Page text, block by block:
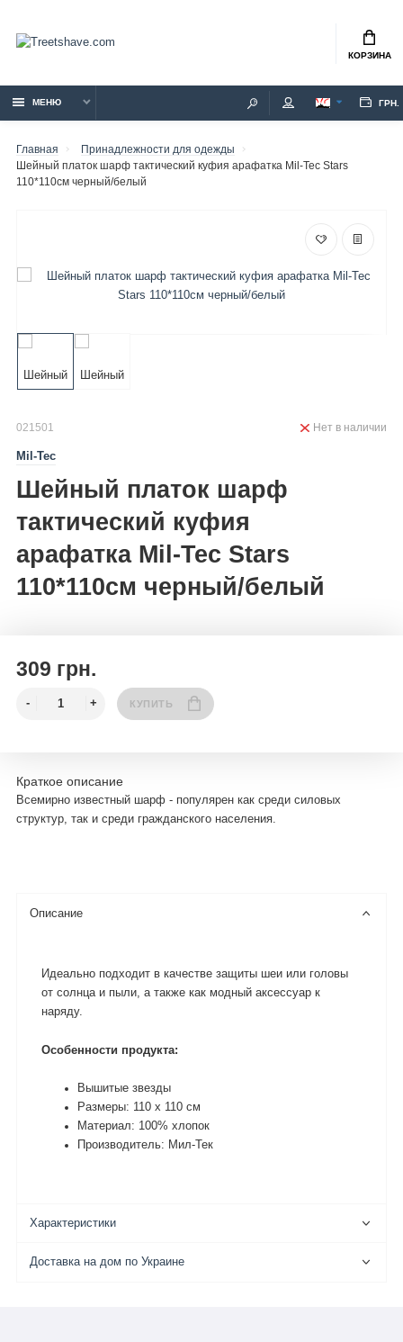
КОРЗИНА
МЕНЮ ГРН.
Главная
Принадлежности для одежды
Шейный платок шарф тактический куфия арафатка Mil-Tec Stars
110*110см черный/белый
021501
Mil-Tec
Шейный платок шарф
тактический куфия
арафатка Mil-Tec Stars
110*110см черный/белый
Нет в наличии
309 грн.
КУПИТЬ
Краткое описание
Всемирно известный шарф - популярен как среди силовых
структур, так и среди гражданского населения.
Описание
Идеально подходит в качестве защиты шеи или головы
от солнца и пыли, а также как модный аксессуар к
наряду.
Особенности продукта:
Вышитые звезды
Размеры: 110 х 110 см
Материал: 100% хлопок
Производитель: Мил-Тек
Характеристики
Доставка на дом по Украине